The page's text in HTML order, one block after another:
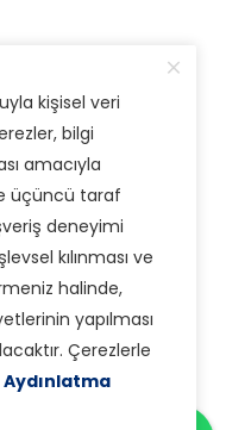
Abone ol
kişisel veri
bilgi
amacıyla
üçüncü taraf
deneyimi
kılınması ve
halinde,
yapılması
Çerezlerle
Aydınlatma